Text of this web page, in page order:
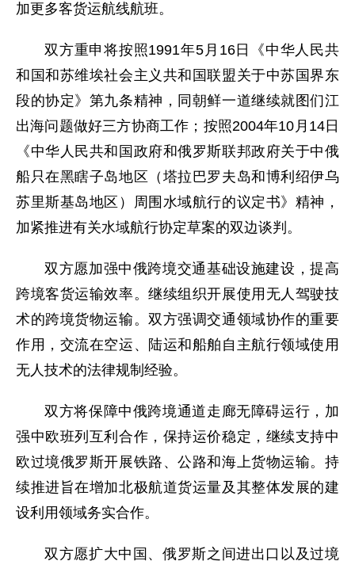
加更多客货运航线航班。
双方重申将按照1991年5月16日《中华人民共
和国和苏维埃社会主义共和国联盟关于中苏国界东
段的协定》第九条精神，同朝鲜一道继续就图们江
出海问题做好三方协商工作；按照2004年10月14日
《中华人民共和国政府和俄罗斯联邦政府关于中俄
船只在黑瞎子岛地区（塔拉巴罗夫岛和博利绍伊乌
苏里斯基岛地区）周围水域航行的议定书》精神，
加紧推进有关水域航行协定草案的双边谈判。
双方愿加强中俄跨境交通基础设施建设，提高
跨境客货运输效率。继续组织开展使用无人驾驶技
术的跨境货物运输。双方强调交通领域协作的重要
作用，交流在空运、陆运和船舶自主航行领域使用
无人技术的法律规制经验。
双方将保障中俄跨境通道走廊无障碍运行，加
强中欧班列互利合作，保持运价稳定，继续支持中
欧过境俄罗斯开展铁路、公路和海上货物运输。持
续推进旨在增加北极航道货运量及其整体发展的建
设利用领域务实合作。
双方愿扩大中国、俄罗斯之间进出口以及过境